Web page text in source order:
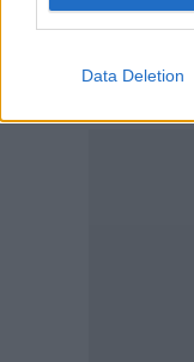
Data Deletion